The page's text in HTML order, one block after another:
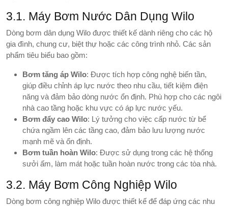
3.1. Máy Bơm Nước Dân Dụng Wilo
Dòng bơm dân dụng Wilo được thiết kế dành riêng cho các hộ
gia đình, chung cư, biệt thự hoặc các công trình nhỏ. Các sản
phẩm tiêu biểu bao gồm:
Bơm tăng áp Wilo: Được tích hợp công nghệ biến tần,
giúp điều chỉnh áp lực nước theo nhu cầu, tiết kiệm điện
năng và đảm bảo dòng nước ổn định. Phù hợp cho các ngôi
nhà cao tầng hoặc khu vực có áp lực nước yếu.
Bơm đẩy cao Wilo: Lý tưởng cho việc cấp nước từ bể
chứa ngầm lên các tầng cao, đảm bảo lưu lượng nước
mạnh mẽ và ổn định.
Bơm tuần hoàn Wilo: Được sử dụng trong các hệ thống
sưởi ấm, làm mát hoặc tuần hoàn nước trong các tòa nhà.
3.2. Máy Bơm Công Nghiệp Wilo
Dòng bơm công nghiệp Wilo được thiết kế để đáp ứng các nhu